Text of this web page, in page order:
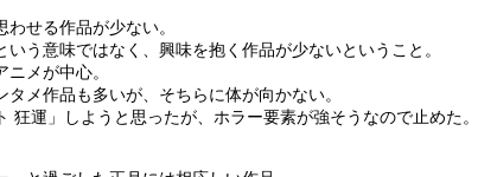
せる作品が少ない。
いう意味ではなく、興味を抱く作品が少ないということ。
メが中心。
メ作品も多いが、そちらに体が向かない。
狂運」しようと思ったが、ホラー要素が強そうなので止めた。